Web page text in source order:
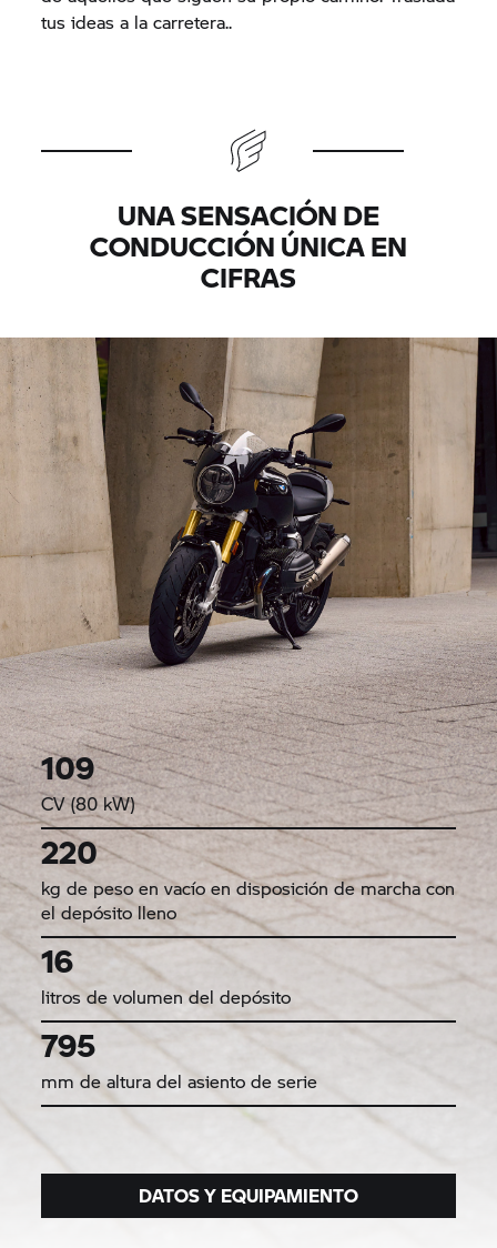
tus ideas a la carretera..
UNA SENSACIÓN DE
CONDUCCIÓN ÚNICA EN
CIFRAS
109
CV (80 kW)
220
kg de peso en vacío en disposición de marcha con
el depósito lleno
16
litros de volumen del depósito
795
mm de altura del asiento de serie
DATOS Y EQUIPAMIENTO